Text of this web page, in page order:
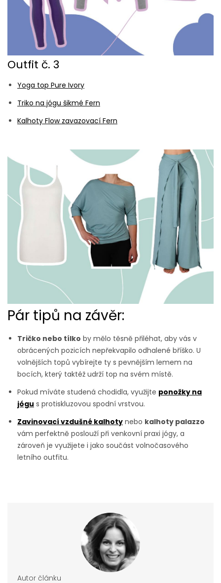
Outfit č. 3
Yoga top Pure Ivory
Triko na jógu šikmé Fern
Kalhoty Flow zavazovací Fern
Pár tipů na závěr:
Tričko nebo tílko by mělo těsně přiléhat, aby vás v
obrácených pozicích nepřekvapilo odhalené bříško. U
volnějších topů vybírejte ty s pevnějším lemem na
bocích, který taktéž udrží top na svém místě.
Pokud míváte studená chodidla, využijte ponožky na
jógu s protiskluzovou spodní vrstvou.
Zavinovací vzdušné kalhoty nebo kalhoty palazzo
vám perfektně poslouží při venkovní praxi jógy, a
zároveň je využijete i jako součást volnočasového
letního outfitu.
Autor článku